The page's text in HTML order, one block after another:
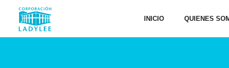
INICIO QUIENES